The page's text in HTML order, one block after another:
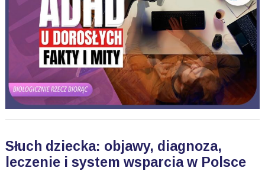
Słuch dziecka: objawy, diagnoza,
leczenie i system wsparcia w Polsce